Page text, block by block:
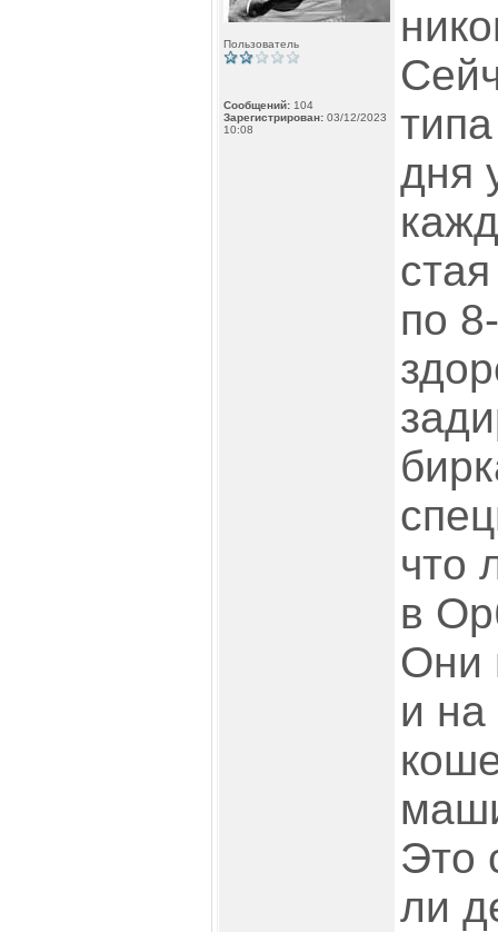
Пользователь
Сообщений: 104
Зарегистрирован: 03/12/2023
10:08
дня
по
что
в
Они
и на
Это
ли